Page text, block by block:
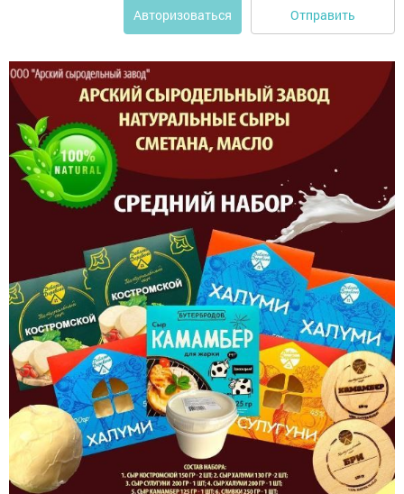
Авторизоваться Отправить